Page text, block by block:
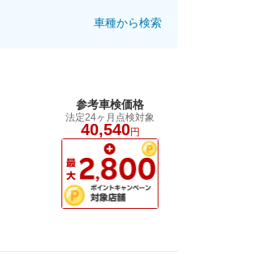
車種から検索
参考車検価格
法定24ヶ月点検対象
40,540円